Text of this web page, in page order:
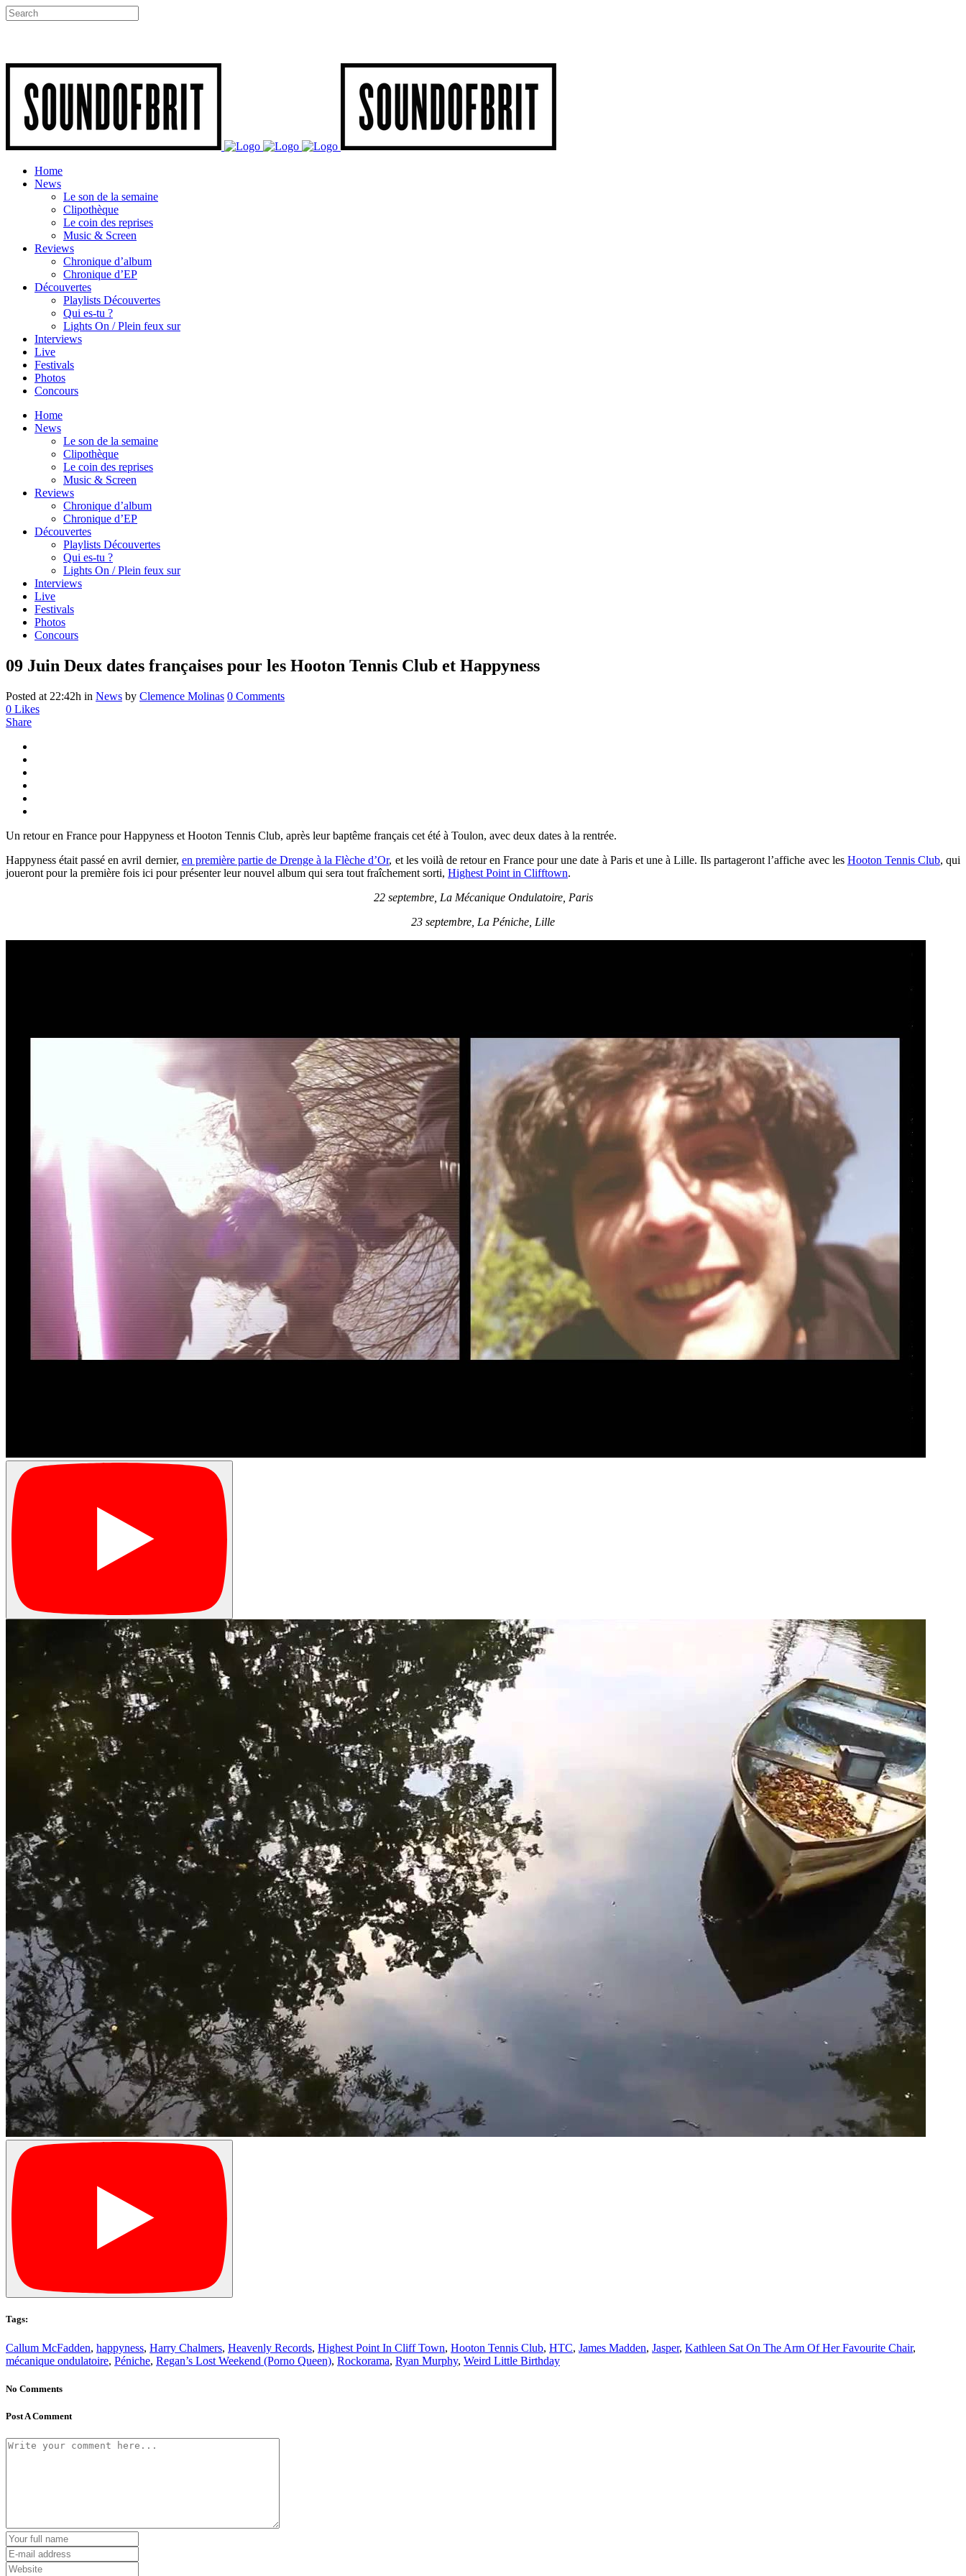
Home
News
Le son de la semaine
Clipothèque
Le coin des reprises
Music & Screen
Reviews
Chronique d’album
Chronique d’EP
Découvertes
Playlists Découvertes
Qui es-tu ?
Lights On / Plein feux sur
Interviews
Live
Festivals
Photos
Concours
Home
News
Le son de la semaine
Clipothèque
Le coin des reprises
Music & Screen
Reviews
Chronique d’album
Chronique d’EP
Découvertes
Playlists Découvertes
Qui es-tu ?
Lights On / Plein feux sur
Interviews
Live
Festivals
Photos
Concours
09 Juin Deux dates françaises pour les Hooton Tennis Club et Happyness
Posted at 22:42h in News by Clemence Molinas 0 Comments
0 Likes
Share
Un retour en France pour Happyness et Hooton Tennis Club, après leur baptême français cet été à Toulon, avec deux dates à la rentrée.
Happyness était passé en avril dernier, en première partie de Drenge à la Flèche d’Or, et les voilà de retour en France pour une date à Paris et une à Lille. Ils partageront l’affiche avec les Hooton Tennis Club, qui
joueront pour la première fois ici pour présenter leur nouvel album qui sera tout fraîchement sorti, Highest Point in Clifftown.
22 septembre, La Mécanique Ondulatoire, Paris
23 septembre, La Péniche, Lille
Tags:
Callum McFadden, happyness, Harry Chalmers, Heavenly Records, Highest Point In Cliff Town, Hooton Tennis Club, HTC, James Madden, Jasper, Kathleen Sat On The Arm Of Her Favourite Chair,
mécanique ondulatoire, Péniche, Regan’s Lost Weekend (Porno Queen), Rockorama, Ryan Murphy, Weird Little Birthday
No Comments
Post A Comment